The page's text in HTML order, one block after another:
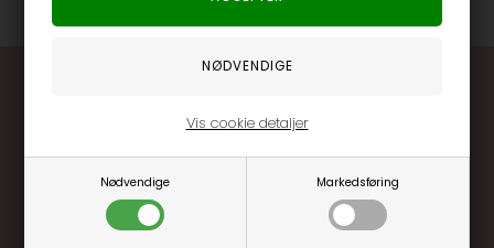
Nødvendige Markedsføring
Vis cookie detaljer
Optjen 3% i bonuskroner når du handler